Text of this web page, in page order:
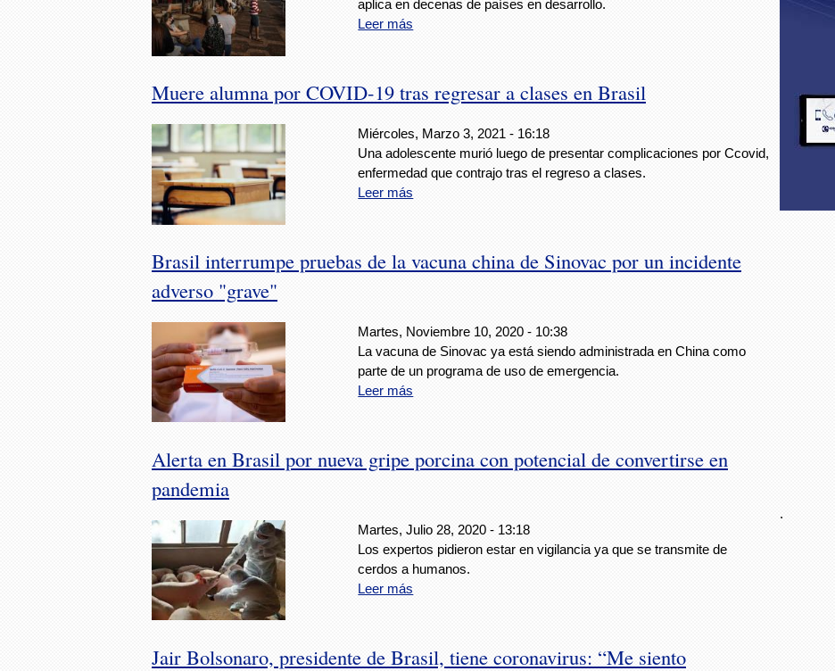
aplica en decenas de países en desarrollo.
Leer más
Muere alumna por COVID-19 tras regresar a clases en Brasil
Miércoles, Marzo 3, 2021 - 16:18
Una adolescente murió luego de presentar complicaciones por Ccovid,
enfermedad que contrajo tras el regreso a clases.
Leer más
Brasil interrumpe pruebas de la vacuna china de Sinovac por un incidente
adverso "grave"
Martes, Noviembre 10, 2020 - 10:38
La vacuna de Sinovac ya está siendo administrada en China como
parte de un programa de uso de emergencia.
Leer más
Alerta en Brasil por nueva gripe porcina con potencial de convertirse en
pandemia
Martes, Julio 28, 2020 - 13:18
Los expertos pidieron estar en vigilancia ya que se transmite de
cerdos a humanos.
Leer más
Jair Bolsonaro, presidente de Brasil, tiene coronavirus: “Me siento
.